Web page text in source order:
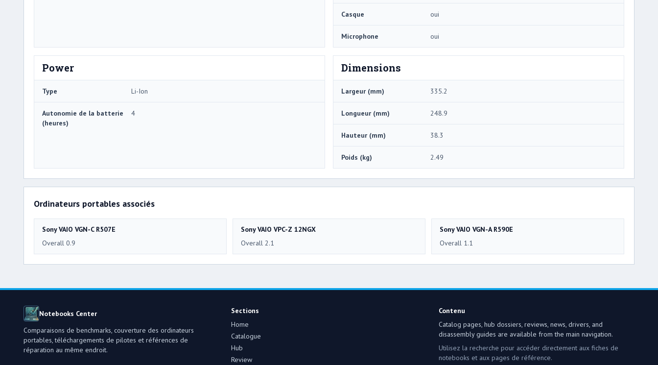
Casque oui
Microphone oui
Power
Type Li-Ion
Autonomie de la batterie
(heures)
4
Dimensions
Largeur (mm) 335.2
Longueur (mm) 248.9
Hauteur (mm) 38.3
Poids (kg) 2.49
Ordinateurs portables associés
Sony VAIO VGN-C R507E
Overall 0.9
Sony VAIO VPC-Z 12NGX
Overall 2.1
Sony VAIO VGN-A R590E
Overall 1.1
Notebooks Center
Comparaisons de benchmarks, couverture des ordinateurs
portables, téléchargements de pilotes et références de
réparation au même endroit.
Sections
Home
Catalogue
Hub
Review
Contenu
Catalog pages, hub dossiers, reviews, news, drivers, and
disassembly guides are available from the main navigation.
Utilisez la recherche pour accéder directement aux fiches de
notebooks et aux pages de référence.